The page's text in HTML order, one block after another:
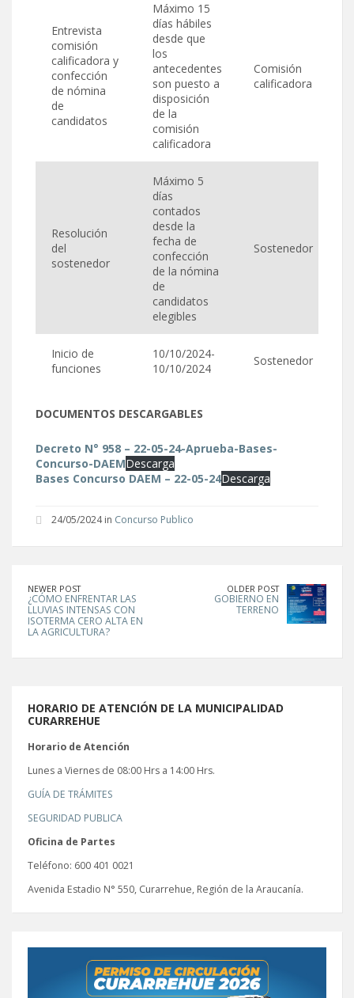
Entrevista
comisión
calificadora y
confección
de nómina
de
candidatos
Máximo 15
días hábiles
desde que
los
antecedentes
son puesto a
disposición
de la
comisión
calificadora
Comisión
calificadora
Resolución
del
sostenedor
Máximo 5
días
contados
desde la
fecha de
confección
de la nómina
de
candidatos
elegibles
Sostenedor
Inicio de
funciones
10/10/2024-
10/10/2024
Sostenedor
DOCUMENTOS DESCARGABLES
Decreto N° 958 – 22-05-24-Aprueba-Bases-
Concurso-DAEMDescarga
Bases Concurso DAEM – 22-05-24Descarga
24/05/2024 in Concurso Publico
NEWER POST
¿CÓMO ENFRENTAR LAS
LLUVIAS INTENSAS CON
ISOTERMA CERO ALTA EN
LA AGRICULTURA?
OLDER POST
GOBIERNO EN
TERRENO
HORARIO DE ATENCIÓN DE LA MUNICIPALIDAD
CURARREHUE
Horario de Atención
Lunes a Viernes de 08:00 Hrs a 14:00 Hrs.
GUÍA DE TRÁMITES
SEGURIDAD PUBLICA
Oficina de Partes
Teléfono: 600 401 0021
Avenida Estadio N° 550, Curarrehue, Región de la Araucanía.